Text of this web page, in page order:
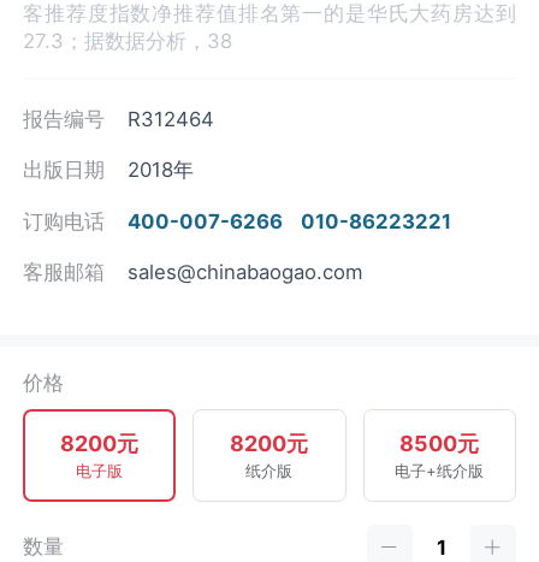
客推荐度指数净推荐值排名第一的是华氏大药房达到
27.3；据数据分析，38
报告编号 R312464
出版日期 2018年
订购电话 400-007-6266 010-86223221
客服邮箱 sales@chinabaogao.com
价格
8200元
电子版
8200元
纸介版
8500元
电子+纸介版
数量